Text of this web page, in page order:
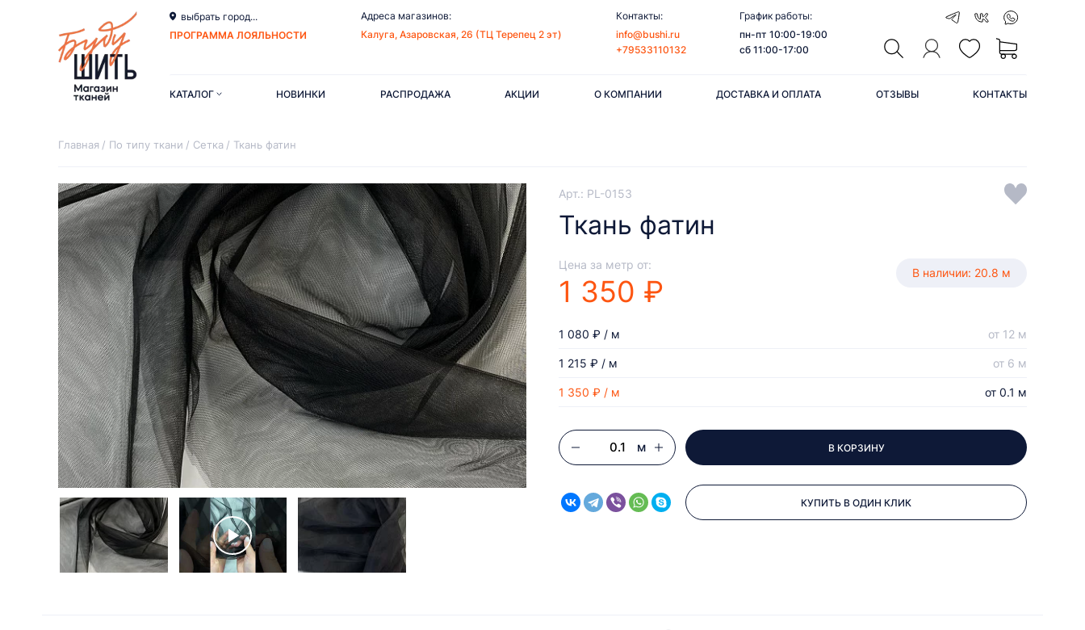
выбрать город...
ПРОГРАММА ЛОЯЛЬНОСТИ
Адреса магазинов:
Калуга, Азаровская, 26 (ТЦ Терепец 2 эт)
Контакты:
info@bushi.ru
+79533110132
График работы:
пн-пт 10:00-19:00
сб 11:00-17:00
КАТАЛОГ НОВИНКИ РАСПРОДАЖА АКЦИИ О КОМПАНИИ ДОСТАВКА И ОПЛАТА ОТЗЫВЫ КОНТАКТЫ
Главная По типу ткани Сетка Ткань фатин
Арт.: PL-0153
Ткань фатин
Цена за метр от:
1 350 ₽
В наличии: 20.8 м
1 350 ₽ / м от 0.1 м
1 215 ₽ / м от 6 м
1 080 ₽ / м от 12 м
м В КОРЗИНУ
КУПИТЬ В ОДИН КЛИК